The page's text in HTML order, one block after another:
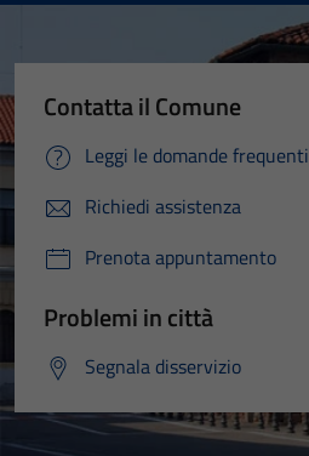
Contatta il Comune
Leggi le domande frequenti
Richiedi assistenza
Prenota appuntamento
Problemi in città
Segnala disservizio